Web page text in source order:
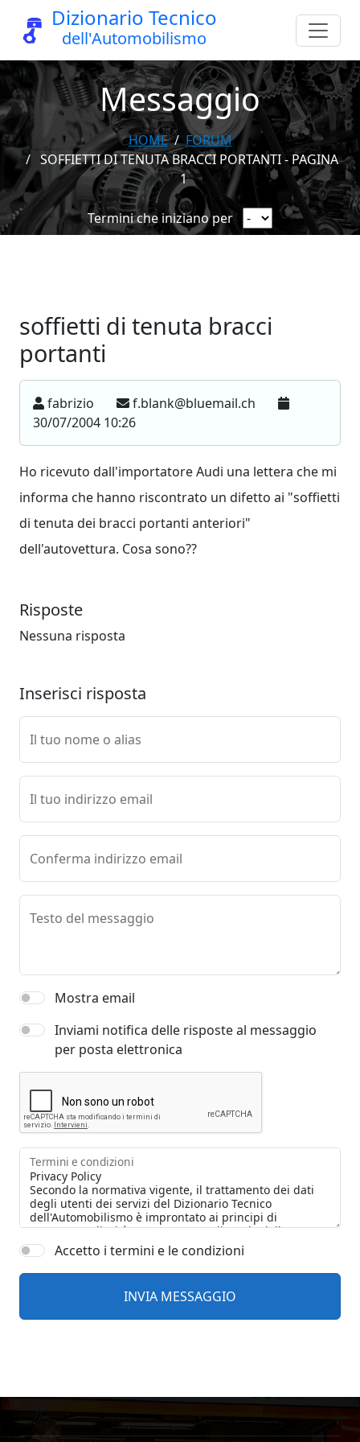
Dizionario Tecnico
dell'Automobilismo
Messaggio
HOME
FORUM
SOFFIETTI DI TENUTA BRACCI PORTANTI - PAGINA
1
Termini che iniziano per
soffietti di tenuta bracci
portanti
fabrizio
f.blank@bluemail.ch
30/07/2004 10:26
Ho ricevuto dall'importatore Audi una lettera che mi
informa che hanno riscontrato un difetto ai "soffietti
di tenuta dei bracci portanti anteriori"
dell'autovettura. Cosa sono??
Risposte
Nessuna risposta
Inserisci risposta
Il tuo nome o alias
Il tuo indirizzo email
Conferma indirizzo email
Testo del messaggio
Mostra email
Inviami notifica delle risposte al messaggio
per posta elettronica
Termini e condizioni
Accetto i termini e le condizioni